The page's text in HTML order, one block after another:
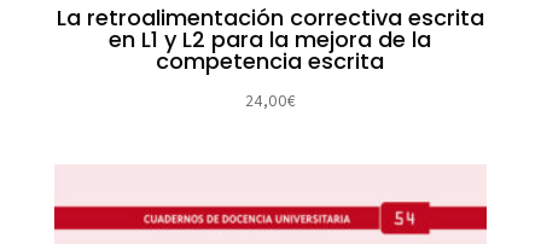
La retroalimentación correctiva escrita
en L1 y L2 para la mejora de la
competencia escrita
24,00€